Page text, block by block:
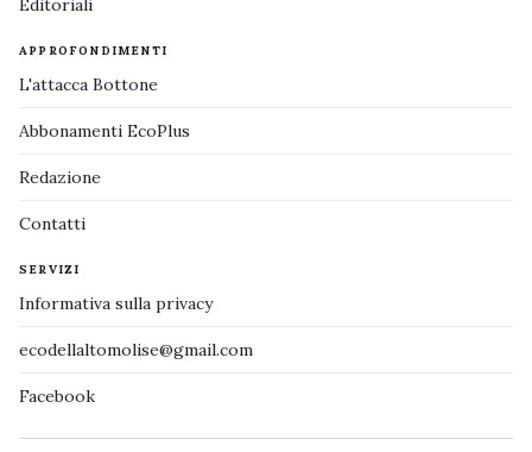
Editoriali
APPROFONDIMENTI
L'attacca Bottone
Abbonamenti EcoPlus
Redazione
Contatti
SERVIZI
Informativa sulla privacy
ecodellaltomolise@gmail.com
Facebook